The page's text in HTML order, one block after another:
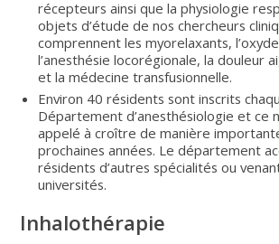
récepteurs ainsi que la physiologie
objets d’étude de nos chercheurs
comprennent les myorelaxants,
l’anesthésie locorégionale, la douleur
et la médecine transfusionnelle.
Environ 40 résidents sont inscrits
Département d’anesthésiologie et ce
appelé à croître de manière
prochaines années. Le département
résidents d’autres spécialités ou
universités.
Inhalothérapie